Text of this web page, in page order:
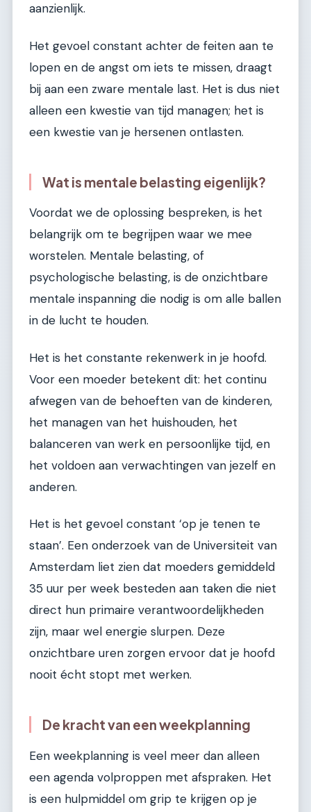
aanzienlijk.
Het gevoel constant achter de feiten aan te
lopen en de angst om iets te missen, draagt
bij aan een zware mentale last. Het is dus niet
alleen een kwestie van tijd managen; het is
een kwestie van je hersenen ontlasten.
Wat is mentale belasting eigenlijk?
Voordat we de oplossing bespreken, is het
belangrijk om te begrijpen waar we mee
worstelen. Mentale belasting, of
psychologische belasting, is de onzichtbare
mentale inspanning die nodig is om alle ballen
in de lucht te houden.
Het is het constante rekenwerk in je hoofd.
Voor een moeder betekent dit: het continu
afwegen van de behoeften van de kinderen,
het managen van het huishouden, het
balanceren van werk en persoonlijke tijd, en
het voldoen aan verwachtingen van jezelf en
anderen.
Het is het gevoel constant ‘op je tenen te
staan’. Een onderzoek van de Universiteit van
Amsterdam liet zien dat moeders gemiddeld
35 uur per week besteden aan taken die niet
direct hun primaire verantwoordelijkheden
zijn, maar wel energie slurpen. Deze
onzichtbare uren zorgen ervoor dat je hoofd
nooit écht stopt met werken.
De kracht van een weekplanning
Een weekplanning is veel meer dan alleen
een agenda volproppen met afspraken. Het
is een hulpmiddel om grip te krijgen op je